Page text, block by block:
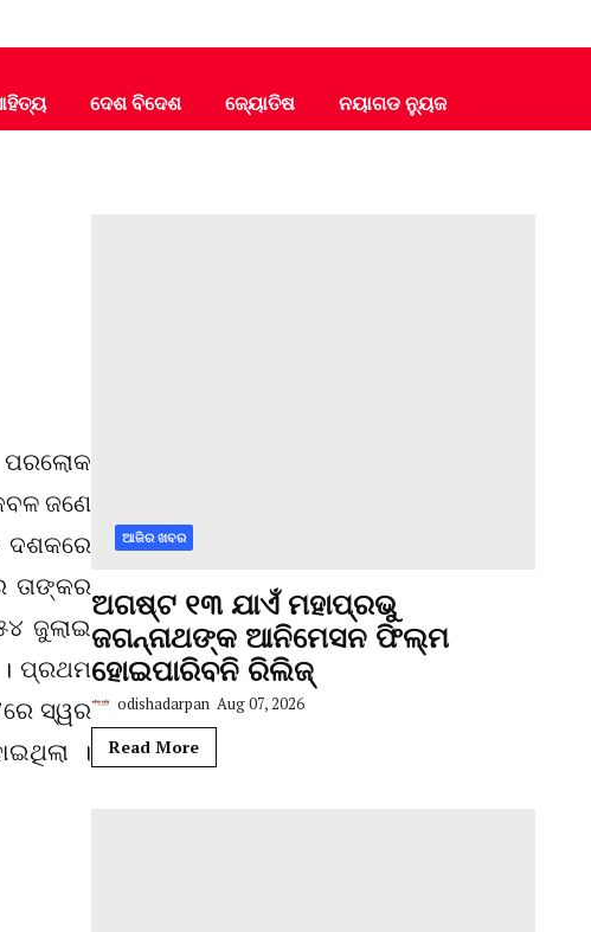
ଦେଶ ବିଦେଶ ଜ୍ୟୋତିଷ ନୟାଗଡ ନ୍ୟୁଜ
ପରଲୋକ
ଜଣେ
ଦଶକରେ
ତାଙ୍କର
ଜୁଲାଇ
ପ୍ରଥମ
ସ୍ୱର
।
ଆଜିର ଖବର
ଅଗଷ୍ଟ ୧୩ ଯାଏଁ ମହାପ୍ରଭୁ
ଜଗନ୍ନାଥଙ୍କ ଆନିମେସନ ଫିଲ୍ମ
ହୋଇପାରିବନି ରିଲିଜ୍
odishadarpan Aug 07, 2026
Read More